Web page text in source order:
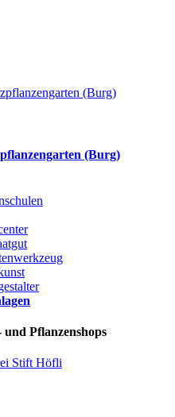
(Burg)
Pflanzenshops